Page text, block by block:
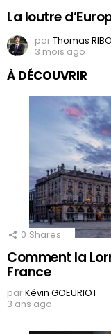
La loutre
parThomas
3 mois ago
À DÉCOUVRIR
0 Shares
Comment la
France
parKévin GOEURIOT
3 ans ago